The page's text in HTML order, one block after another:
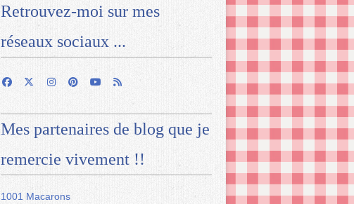
Retrouvez-moi sur mes
réseaux sociaux ...
Mes partenaires de blog que je
remercie vivement !!
1001 Macarons